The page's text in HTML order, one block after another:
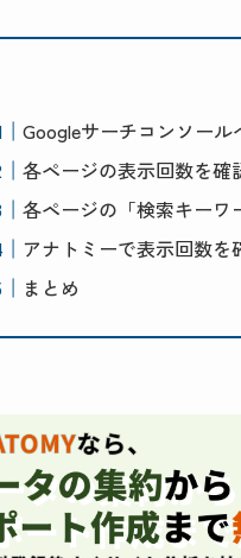
Googleサーチコンソー
各ページの表示回数を確
各ページの「検索キー
アナトミーで表示回数を
まとめ